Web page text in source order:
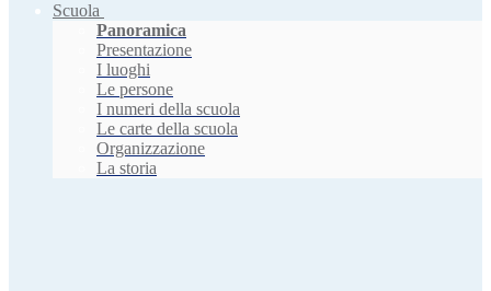
Scuola
Panoramica
Presentazione
I luoghi
Le persone
I numeri della scuola
Le carte della scuola
Organizzazione
La storia